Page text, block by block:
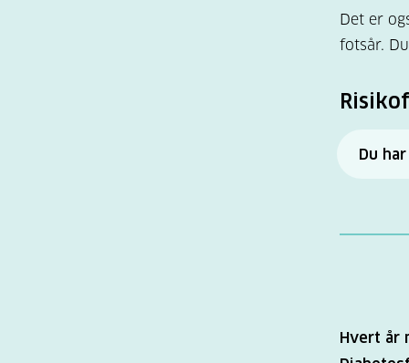
Det er
fotsår.
Du
du
du
du
Hvert år